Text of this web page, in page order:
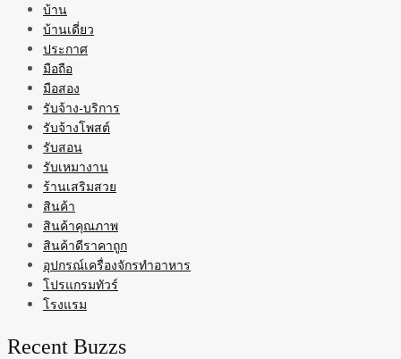
บ้าน
บ้านเดี่ยว
ประกาศ
มือถือ
มือสอง
รับจ้าง-บริการ
รับจ้างโพสต์
รับสอน
รับเหมางาน
ร้านเสริมสวย
สินค้า
สินค้าคุณภาพ
สินค้าดีราคาถูก
อุปกรณ์เครื่องจักรทำอาหาร
โปรแกรมทัวร์
โรงแรม
Recent Buzzs